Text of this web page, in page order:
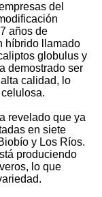
del
años de
híbrido llamado
globulus y
demostrado ser
calidad, lo
revelado que ya
en siete
y Los Ríos.
produciendo
lo que